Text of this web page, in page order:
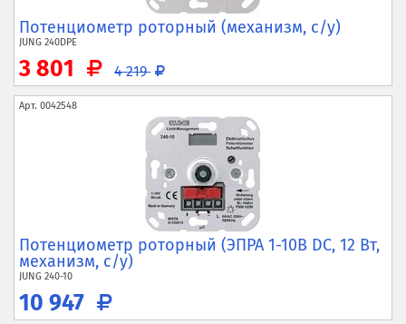
Потенциометр роторный (механизм, с/у)
JUNG 240DPE
3 801 4 219
Арт. 0042548
Потенциометр роторный (ЭПРА 1-10В DC, 12 Вт,
механизм, с/у)
JUNG 240-10
10 947